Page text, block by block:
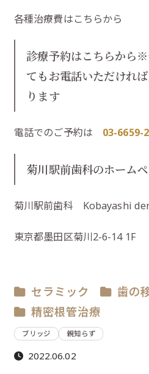
各種治療費はこちらから
診療予約はこちらから
てもお電話いただけれ
ります
電話でのご予約は 03-6659-
菊川駅前歯科のホーム
菊川駅前歯科 Kobayashi
東京都墨田区菊川2-6-14 1F
セラミック 歯の
精密根管治療
ブリッジ 親知らず
2022.06.02